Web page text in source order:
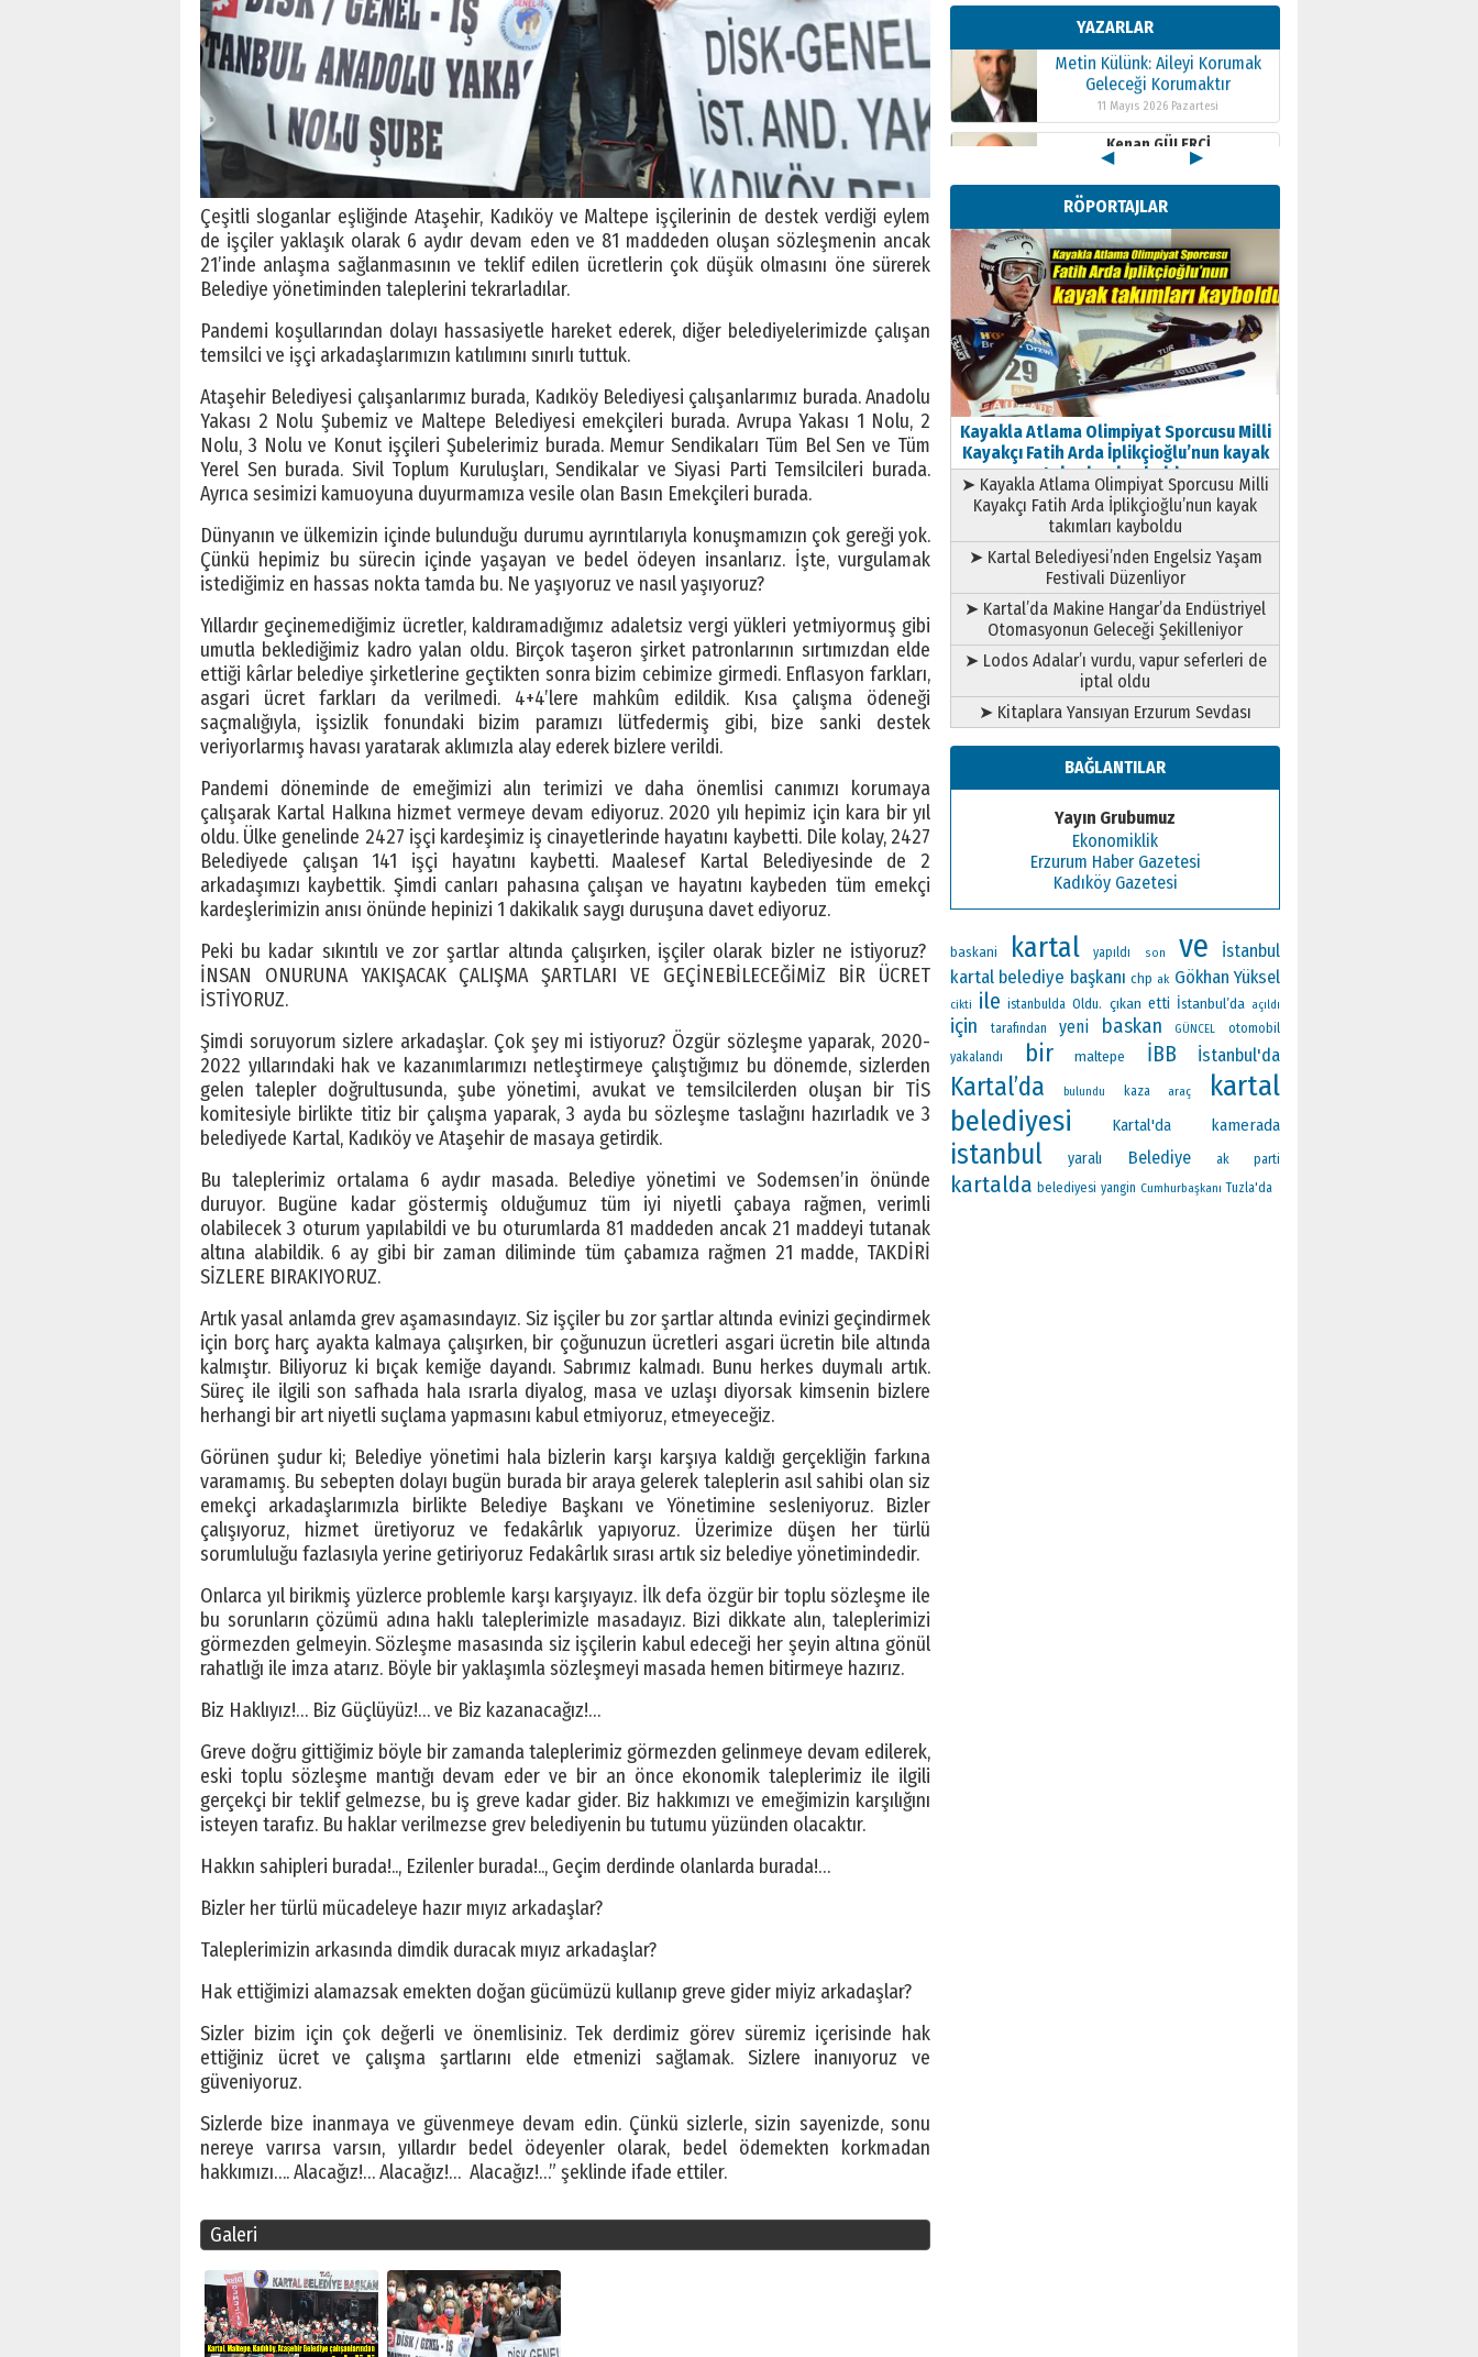
Çeşitli sloganlar eşliğinde Ataşehir, Kadıköy ve Maltepe işçilerinin de destek verdiği eylem
de işçiler yaklaşık olarak 6 aydır devam eden ve 81 maddeden oluşan sözleşmenin ancak
21’inde anlaşma sağlanmasının ve teklif edilen ücretlerin çok düşük olmasını öne sürerek
Belediye yönetiminden taleplerini tekrarladılar.
Pandemi koşullarından dolayı hassasiyetle hareket ederek, diğer belediyelerimizde çalışan
temsilci ve işçi arkadaşlarımızın katılımını sınırlı tuttuk.
Ataşehir Belediyesi çalışanlarımız burada, Kadıköy Belediyesi çalışanlarımız burada. Anadolu
Yakası 2 Nolu Şubemiz ve Maltepe Belediyesi emekçileri burada. Avrupa Yakası 1 Nolu, 2
Nolu, 3 Nolu ve Konut işçileri Şubelerimiz burada. Memur Sendikaları Tüm Bel Sen ve Tüm
Yerel Sen burada. Sivil Toplum Kuruluşları, Sendikalar ve Siyasi Parti Temsilcileri burada.
Ayrıca sesimizi kamuoyuna duyurmamıza vesile olan Basın Emekçileri burada.
Dünyanın ve ülkemizin içinde bulunduğu durumu ayrıntılarıyla konuşmamızın çok gereği yok.
Çünkü hepimiz bu sürecin içinde yaşayan ve bedel ödeyen insanlarız. İşte, vurgulamak
istediğimiz en hassas nokta tamda bu. Ne yaşıyoruz ve nasıl yaşıyoruz?
Yıllardır geçinemediğimiz ücretler, kaldıramadığımız adaletsiz vergi yükleri yetmiyormuş gibi
umutla beklediğimiz kadro yalan oldu. Birçok taşeron şirket patronlarının sırtımızdan elde
ettiği kârlar belediye şirketlerine geçtikten sonra bizim cebimize girmedi. Enflasyon farkları,
asgari ücret farkları da verilmedi. 4+4’lere mahkûm edildik. Kısa çalışma ödeneği
saçmalığıyla, işsizlik fonundaki bizim paramızı lütfedermiş gibi, bize sanki destek
veriyorlarmış havası yaratarak aklımızla alay ederek bizlere verildi.
Pandemi döneminde de emeğimizi alın terimizi ve daha önemlisi canımızı korumaya
çalışarak Kartal Halkına hizmet vermeye devam ediyoruz. 2020 yılı hepimiz için kara bir yıl
oldu. Ülke genelinde 2427 işçi kardeşimiz iş cinayetlerinde hayatını kaybetti. Dile kolay, 2427
Belediyede çalışan 141 işçi hayatını kaybetti. Maalesef Kartal Belediyesinde de 2
arkadaşımızı kaybettik. Şimdi canları pahasına çalışan ve hayatını kaybeden tüm emekçi
kardeşlerimizin anısı önünde hepinizi 1 dakikalık saygı duruşuna davet ediyoruz.
Peki bu kadar sıkıntılı ve zor şartlar altında çalışırken, işçiler olarak bizler ne istiyoruz?
İNSAN ONURUNA YAKIŞACAK ÇALIŞMA ŞARTLARI VE GEÇİNEBİLECEĞİMİZ BİR ÜCRET
İSTİYORUZ.
Şimdi soruyorum sizlere arkadaşlar. Çok şey mi istiyoruz? Özgür sözleşme yaparak, 2020-
2022 yıllarındaki hak ve kazanımlarımızı netleştirmeye çalıştığımız bu dönemde, sizlerden
gelen talepler doğrultusunda, şube yönetimi, avukat ve temsilcilerden oluşan bir TİS
komitesiyle birlikte titiz bir çalışma yaparak, 3 ayda bu sözleşme taslağını hazırladık ve 3
belediyede Kartal, Kadıköy ve Ataşehir de masaya getirdik.
Bu taleplerimiz ortalama 6 aydır masada. Belediye yönetimi ve Sodemsen’in önünde
duruyor. Bugüne kadar göstermiş olduğumuz tüm iyi niyetli çabaya rağmen, verimli
olabilecek 3 oturum yapılabildi ve bu oturumlarda 81 maddeden ancak 21 maddeyi tutanak
altına alabildik. 6 ay gibi bir zaman diliminde tüm çabamıza rağmen 21 madde, TAKDİRİ
SİZLERE BIRAKIYORUZ.
Artık yasal anlamda grev aşamasındayız. Siz işçiler bu zor şartlar altında evinizi geçindirmek
için borç harç ayakta kalmaya çalışırken, bir çoğunuzun ücretleri asgari ücretin bile altında
kalmıştır. Biliyoruz ki bıçak kemiğe dayandı. Sabrımız kalmadı. Bunu herkes duymalı artık.
Süreç ile ilgili son safhada hala ısrarla diyalog, masa ve uzlaşı diyorsak kimsenin bizlere
herhangi bir art niyetli suçlama yapmasını kabul etmiyoruz, etmeyeceğiz.
Görünen şudur ki; Belediye yönetimi hala bizlerin karşı karşıya kaldığı gerçekliğin farkına
varamamış. Bu sebepten dolayı bugün burada bir araya gelerek taleplerin asıl sahibi olan siz
emekçi arkadaşlarımızla birlikte Belediye Başkanı ve Yönetimine sesleniyoruz. Bizler
çalışıyoruz, hizmet üretiyoruz ve fedakârlık yapıyoruz. Üzerimize düşen her türlü
sorumluluğu fazlasıyla yerine getiriyoruz Fedakârlık sırası artık siz belediye yönetimindedir.
Onlarca yıl birikmiş yüzlerce problemle karşı karşıyayız. İlk defa özgür bir toplu sözleşme ile
bu sorunların çözümü adına haklı taleplerimizle masadayız. Bizi dikkate alın, taleplerimizi
görmezden gelmeyin. Sözleşme masasında siz işçilerin kabul edeceği her şeyin altına gönül
rahatlığı ile imza atarız. Böyle bir yaklaşımla sözleşmeyi masada hemen bitirmeye hazırız.
Biz Haklıyız!… Biz Güçlüyüz!… ve Biz kazanacağız!…
Greve doğru gittiğimiz böyle bir zamanda taleplerimiz görmezden gelinmeye devam edilerek,
eski toplu sözleşme mantığı devam eder ve bir an önce ekonomik taleplerimiz ile ilgili
gerçekçi bir teklif gelmezse, bu iş greve kadar gider. Biz hakkımızı ve emeğimizin karşılığını
isteyen tarafız. Bu haklar verilmezse grev belediyenin bu tutumu yüzünden olacaktır.
Hakkın sahipleri burada!.., Ezilenler burada!.., Geçim derdinde olanlarda burada!…
Bizler her türlü mücadeleye hazır mıyız arkadaşlar?
Taleplerimizin arkasında dimdik duracak mıyız arkadaşlar?
Hak ettiğimizi alamazsak emekten doğan gücümüzü kullanıp greve gider miyiz arkadaşlar?
Sizler bizim için çok değerli ve önemlisiniz. Tek derdimiz görev süremiz içerisinde hak
ettiğiniz ücret ve çalışma şartlarını elde etmenizi sağlamak. Sizlere inanıyoruz ve
güveniyoruz.
Sizlerde bize inanmaya ve güvenmeye devam edin. Çünkü sizlerle, sizin sayenizde, sonu
nereye varırsa varsın, yıllardır bedel ödeyenler olarak, bedel ödemekten korkmadan
hakkımızı…. Alacağız!… Alacağız!… Alacağız!…” şeklinde ifade ettiler.
Galeri
YAZARLAR
11 Mayıs 2026 Pazartesi
Kenan GÜLERCİ
Metin Külünk: Aileyi Korumak
Geleceği Korumaktır
11 Mayıs 2026 Pazartesi
Kenan GÜLERCİ
Metin Külünk: Aileyi Korumak
Geleceği Korumaktır
11 Mayıs 2026 Pazartesi
◀ ▶
RÖPORTAJLAR
Kayakla Atlama Olimpiyat Sporcusu Milli
Kayakçı Fatih Arda İplikçioğlu’nun kayak
takımları kayboldu
➤ Kayakla Atlama Olimpiyat Sporcusu Milli
Kayakçı Fatih Arda İplikçioğlu’nun kayak
takımları kayboldu
➤ Kartal Belediyesi’nden Engelsiz Yaşam
Festivali Düzenliyor
➤ Kartal’da Makine Hangar’da Endüstriyel
Otomasyonun Geleceği Şekilleniyor
➤ Lodos Adalar’ı vurdu, vapur seferleri de
iptal oldu
➤ Kitaplara Yansıyan Erzurum Sevdası
BAĞLANTILAR
Yayın Grubumuz
Ekonomiklik
Erzurum Haber Gazetesi
Kadıköy Gazetesi
baskani kartal yapıldı son ve İstanbul
kartal belediye başkanı chp ak Gökhan Yüksel
cikti ile istanbulda Oldu. çıkan etti İstanbul’da açıldı
için tarafından yeni baskan GÜNCEL otomobil
yakalandı bir maltepe İBB İstanbul'da
Kartal’da bulundu kaza araç
kartal
belediyesi
Kartal'da kamerada
istanbul yaralı Belediye ak parti
kartalda belediyesi yangin Cumhurbaşkanı Tuzla'da